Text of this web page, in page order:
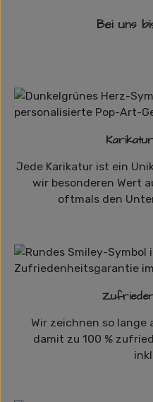
Bei uns
Jede Karikatur ist ein
wir besonderen Wert
oftmals den
Wir zeichnen so lange
damit zu 100 %